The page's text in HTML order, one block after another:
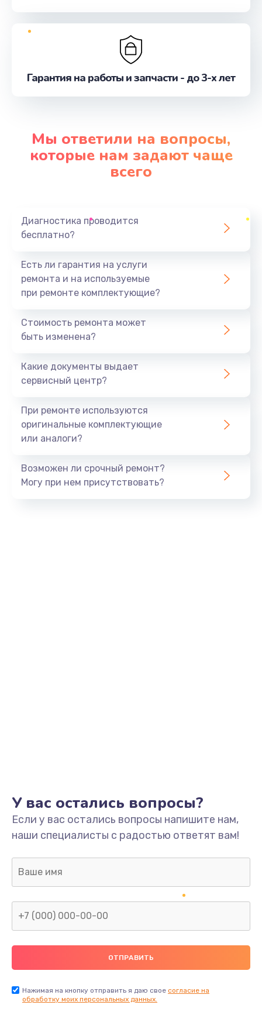
Гарантия на работы и запчасти - до 3-х лет
Мы ответили на вопросы,
которые нам задают чаще
всего
Диагностика проводится
бесплатно?
Есть ли гарантия на услуги
ремонта и на используемые
при ремонте комплектующие?
Стоимость ремонта может
быть изменена?
Какие документы выдает
сервисный центр?
При ремонте используются
оригинальные комплектующие
или аналоги?
Возможен ли срочный ремонт?
Могу при нем присутствовать?
У вас остались вопросы?
Если у вас остались вопросы напишите нам,
наши специалисты с радостью ответят вам!
Нажимая на кнопку отправить я даю свое согласие на
обработку моих персональных данных.